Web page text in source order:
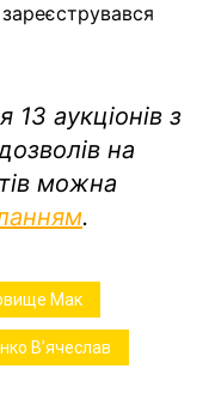
13 аукціонів з
на
можна
.
Мак
Вʼячеслав